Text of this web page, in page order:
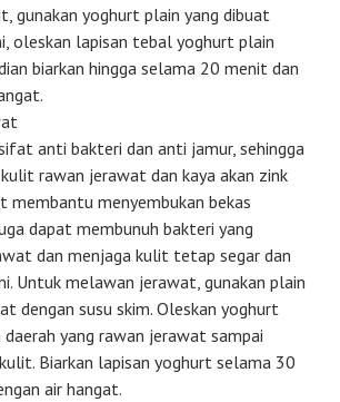
gunakan yoghurt plain yang dibuat
oleskan lapisan tebal yoghurt plain
biarkan hingga selama 20 menit dan
anti bakteri dan anti jamur, sehingga
rawan jerawat dan kaya akan zink
membantu menyembukan bekas
dapat membunuh bakteri yang
dan menjaga kulit tetap segar dan
Untuk melawan jerawat, gunakan plain
dengan susu skim. Oleskan yoghurt
daerah yang rawan jerawat sampai
Biarkan lapisan yoghurt selama 30
air hangat.